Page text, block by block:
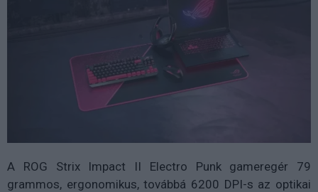
A ROG Strix Impact II Electro Punk gameregér 79
grammos, ergonomikus, továbbá 6200 DPI-s az optikai